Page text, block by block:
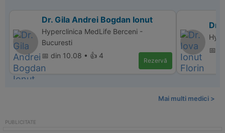
Dr. Gila Andrei Bogdan Ionut
Hyperclinica MedLife Berceni -
Bucuresti
📅 din 10.08 • 👍 4
Rezervă
Dr.
📅
Mai multi medici >